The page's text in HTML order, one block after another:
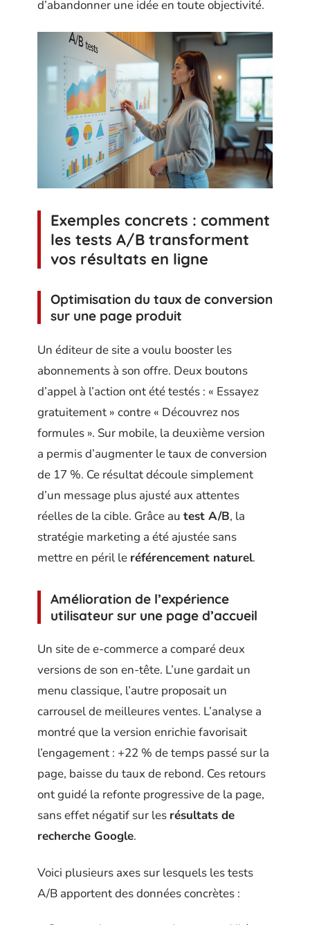
d’abandonner une idée en toute objectivité.
Exemples concrets : comment
les tests A/B transforment
vos résultats en ligne
Optimisation du taux de conversion
sur une page produit
Un éditeur de site a voulu booster les
abonnements à son offre. Deux boutons
d’appel à l’action ont été testés : « Essayez
gratuitement » contre « Découvrez nos
formules ». Sur mobile, la deuxième version
a permis d’augmenter le taux de conversion
de 17 %. Ce résultat découle simplement
d’un message plus ajusté aux attentes
réelles de la cible. Grâce au test A/B, la
stratégie marketing a été ajustée sans
mettre en péril le référencement naturel.
Amélioration de l’expérience
utilisateur sur une page d’accueil
Un site de e-commerce a comparé deux
versions de son en-tête. L’une gardait un
menu classique, l’autre proposait un
carrousel de meilleures ventes. L’analyse a
montré que la version enrichie favorisait
l’engagement : +22 % de temps passé sur la
page, baisse du taux de rebond. Ces retours
ont guidé la refonte progressive de la page,
sans effet négatif sur les résultats de
recherche Google.
Voici plusieurs axes sur lesquels les tests
A/B apportent des données concrètes :